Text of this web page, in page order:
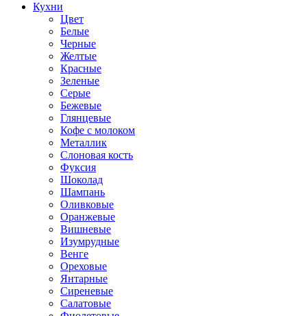
Кухни
Цвет
Белые
Черные
Желтые
Красные
Зеленые
Серые
Бежевые
Глянцевые
Кофе с молоком
Металлик
Слоновая кость
Фуксия
Шоколад
Шампань
Оливковые
Оранжевые
Вишневые
Изумрудные
Венге
Ореховые
Янтарные
Сиреневые
Салатовые